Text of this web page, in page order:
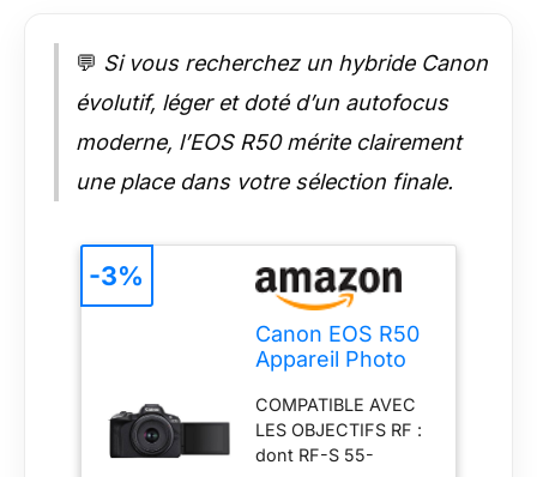
déplacent.
: l'assistant
d'enregistrement
automatiquement les
scènes. Idéal pour les
vlogs, les voyages,
les reportages et les
événements.
💬 Si vous recherchez un hybride Canon
évolutif, léger et doté d’un autofocus
moderne, l’EOS R50 mérite clairement
une place dans votre sélection finale.
Canon EOS R50
Appareil Photo
Hybride 24,2 +
RF-S 18-45mm is
STM
COMPATIBLE AVEC
LES OBJECTIFS RF :
dont RF-S 55-
-3%